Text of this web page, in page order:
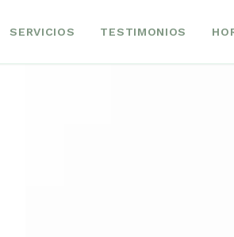
SERVICIOS TESTIMONIOS